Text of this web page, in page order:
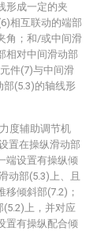
形成一定的夹
相互联动的端部
角；和/或中间滑
相对中间滑动部
件(7)与中间滑
部(5.3)的轴线形
度辅助调节机
置在操纵滑动部
端设置有操纵倾
动部(5.3)上、且
倾斜部(7.2)；
上，并对应
置有操纵配合倾